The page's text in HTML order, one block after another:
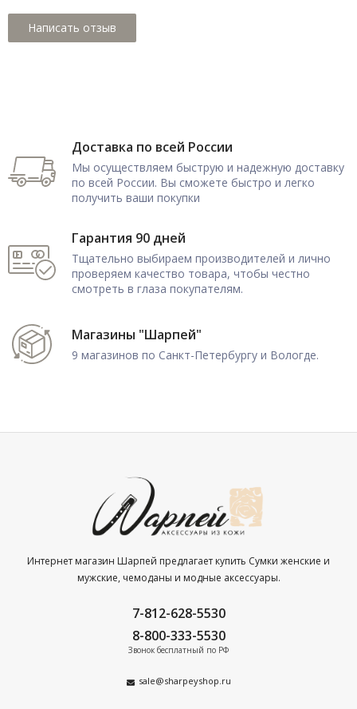
Доставка по всей России
Мы осуществляем быструю и надежную доставку
по всей России. Вы сможете быстро и легко
получить ваши покупки
Гарантия 90 дней
Тщательно выбираем производителей и лично
проверяем качество товара, чтобы честно
смотреть в глаза покупателям.
Магазины "Шарпей"
9 магазинов по Санкт-Петербургу и Вологде.
Интернет магазин Шарпей предлагает купить Сумки женские и
мужские, чемоданы и модные аксессуары.
7-812-628-5530
8-800-333-5530
Звонок бесплатный по РФ
sale@sharpeyshop.ru